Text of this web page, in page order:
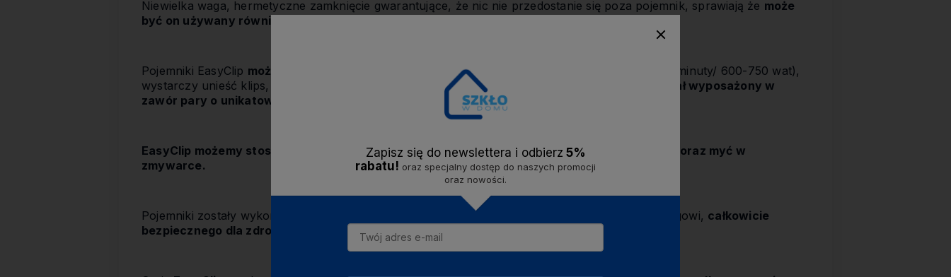
Niewielka waga, hermetyczne zamknięcie gwarantujące, że nic nie przedostanie się poza pojemnik, sprawiają że może
być on używany również jako lunchbox, transport żywności jest prosty i bezpieczny
Pojemniki EasyClip możemy używać w kuchence mikrofalowej nawet z zamkniętą pokrywą
(2 minuty/ 600-750 wat),
wystarczy unieść klips, by para wodna i powietrze mogło swobodnie się wydostać.
Produkt został wyposażony w
zawór pary o unikatowej konstrukcji.
EasyClip możemy stosować w piekarniku parowym (bez pokrywy), w lodówce, w zamrażalce oraz myć w
zmywarce.
Pojemniki zostały wykonane w Holandii, z tworzywa sztucznego w 100% podlegającego recyklingowi, całkowicie
bezpiecznego dla zdrowia - wolnego od BPA, posiadają atest do kontaktu z żywnością.
Zapisz się do newslettera i odbierz 5%
rabatu! oraz specjalny dostęp do naszych promocji
oraz nowości.